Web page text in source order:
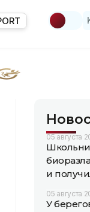
05 августа
и
05 августа
У